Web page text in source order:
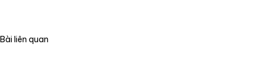
Bài liên quan